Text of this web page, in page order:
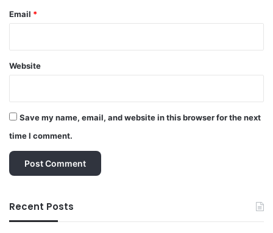
Email *
Website
Save my name, email, and website in this browser for the next
time I comment.
Recent Posts